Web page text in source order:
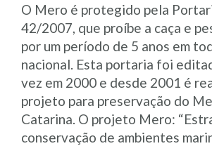
O Mero é protegido pela
42/2007, que proíbe a caça e
por um período de 5 anos em
nacional. Esta portaria foi
vez em 2000 e desde 2001 é
projeto para preservação do
Catarina. O projeto Mero:
conservação de ambientes